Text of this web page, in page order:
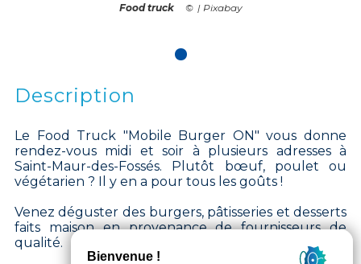
Food truck | Pixabay
Description
Le Food Truck "Mobile Burger ON" vous donne
rendez-vous midi et soir à plusieurs adresses à
Saint-Maur-des-Fossés. Plutôt bœuf, poulet ou
végétarien ? Il y en a pour tous les goûts !
Venez déguster des burgers, pâtisseries et desserts
faits maison en provenance de fournisseurs de
qualité.